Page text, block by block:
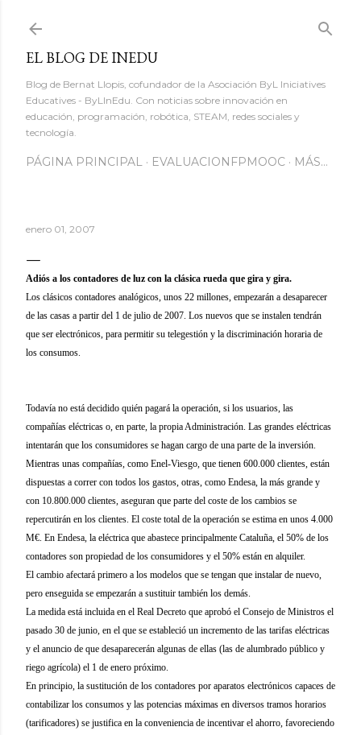
EL BLOG DE INEDU
Blog de Bernat Llopis, cofundador de la Asociación ByL Iniciatives
Educatives - ByLInEdu. Con noticias sobre innovación en
educación, programación, robótica, STEAM, redes sociales y
tecnología.
PÁGINA PRINCIPAL EVALUACIONFPMOOC MÁS…
enero 01, 2007
Adiós a los contadores de luz con la clásica rueda que gira y gira.
Los clásicos contadores analógicos, unos 22 millones, empezarán a desaparecer
de las casas a partir del 1 de julio de 2007. Los nuevos que se instalen tendrán
que ser electrónicos, para permitir su telegestión y la discriminación horaria de
los consumos.
Todavía no está decidido quién pagará la operación, si los usuarios, las
compañías eléctricas o, en parte, la propia Administración. Las grandes eléctricas
intentarán que los consumidores se hagan cargo de una parte de la inversión.
Mientras unas compañías, como Enel-Viesgo, que tienen 600.000 clientes, están
dispuestas a correr con todos los gastos, otras, como Endesa, la más grande y
con 10.800.000 clientes, aseguran que parte del coste de los cambios se
repercutirán en los clientes. El coste total de la operación se estima en unos 4.000
M€. En Endesa, la eléctrica que abastece principalmente Cataluña, el 50% de los
contadores son propiedad de los consumidores y el 50% están en alquiler.
El cambio afectará primero a los modelos que se tengan que instalar de nuevo,
pero enseguida se empezarán a sustituir también los demás.
La medida está incluida en el Real Decreto que aprobó el Consejo de Ministros el
pasado 30 de junio, en el que se estableció un incremento de las tarifas eléctricas
y el anuncio de que desaparecerán algunas de ellas (las de alumbrado público y
riego agrícola) el 1 de enero próximo.
En principio, la sustitución de los contadores por aparatos electrónicos capaces de
contabilizar los consumos y las potencias máximas en diversos tramos horarios
(tarificadores) se justifica en la conveniencia de incentivar el ahorro, favoreciendo